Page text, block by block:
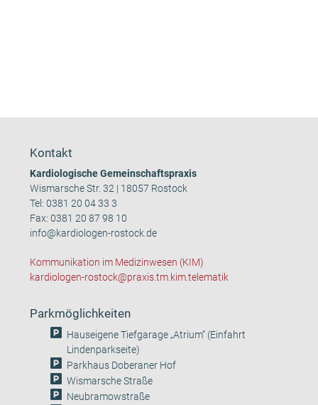
Kontakt
Kardiologische Gemeinschaftspraxis
Wismarsche Str. 32 | 18057 Rostock
Tel:0381 20 04 33 3
Fax: 0381 20 87 98 10
info@kardiologen-rostock.de
Kommunikation im Medizinwesen (KIM)
kardiologen-rostock@praxis.tm.kim.telematik
Parkmöglichkeiten
Hauseigene Tiefgarage „Atrium“ (Einfahrt
Lindenparkseite)
Parkhaus Doberaner Hof
Wismarsche Straße
Neubramowstraße